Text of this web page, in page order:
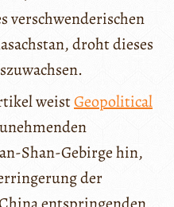
verschwenderischen
droht dieses
weistGeopolitical
Shan-Gebirge hin,
der